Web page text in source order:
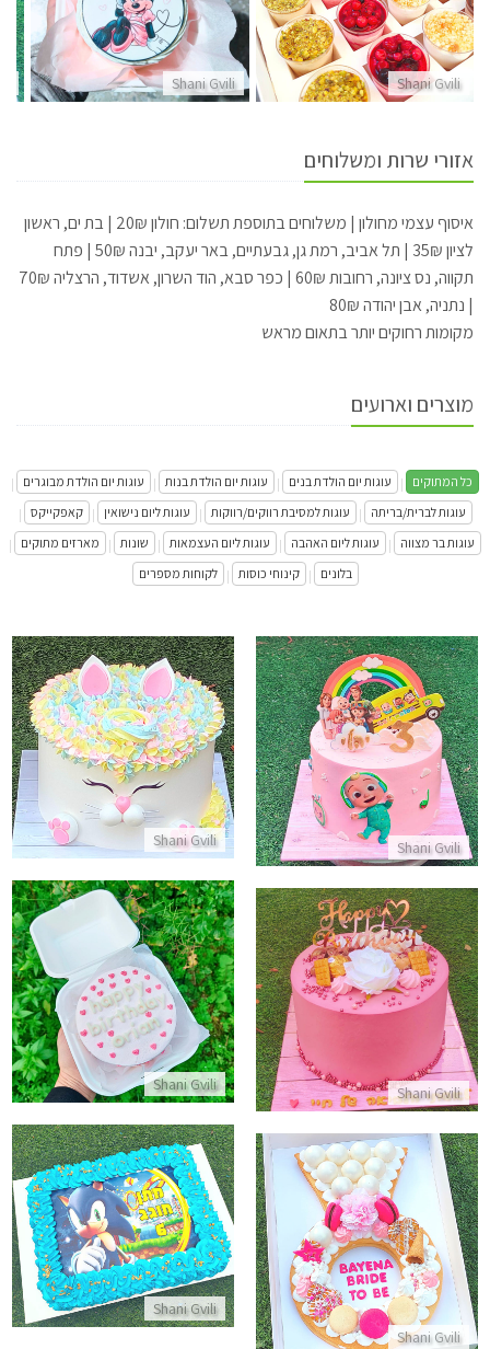
Shani Gvili
Shani Gvili
אזורי שרות ומשלוחים
איסוף עצמי מחולון | משלוחים בתוספת תשלום: חולון 20₪ | בת ים, ראשון
לציון 35₪ | תל אביב, רמת גן, גבעתיים, באר יעקב, יבנה 50₪ | פתח
תקווה, נס ציונה, רחובות 60₪ | כפר סבא, הוד השרון, אשדוד, הרצליה 70₪
| נתניה, אבן יהודה 80₪
מקומות רחוקים יותר בתאום מראש
מוצרים וארועים
כל המתוקים | עוגות יום הולדת בנים | עוגות יום הולדת בנות | עוגות יום הולדת מבוגרים
|
עוגות לברית/בריתה
| עוגות למסיבת רווקים/רווקות | עוגות ליום נישואין | קאפקייקס |
עוגות בר מצווה
| עוגות ליום האהבה | עוגות ליום העצמאות | שונות | מארזים מתוקים
|
בלונים
| קינוחי כוסות | לקוחות מספרים
Shani Gvili
עוגת זילוף בצורת שפן
התקשר/י
Shani Gvili
עוגת קוקומלון מעוצבת
התקשר/י
Shani Gvili
עוגת בנטו לבבות
התקשר/י
Shani Gvili
עוגת יום הולדת לאשתי
Shani Gvili
עוגת גן סוניק מלבנית
התקשר/י
Shani Gvili
עוגת טבעת למסיבת רווקות
התקשר/י